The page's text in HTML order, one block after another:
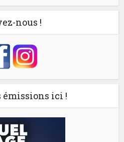
nous !
émissions ici !